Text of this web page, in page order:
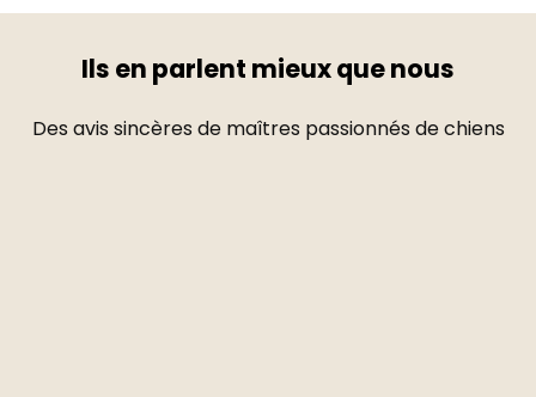
Ils en parlent mieux que nous
Des avis sincères de maîtres passionnés de chiens